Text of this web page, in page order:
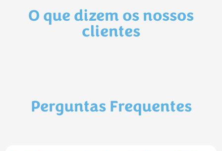
O que dizem os nossos
clientes
Perguntas Frequentes